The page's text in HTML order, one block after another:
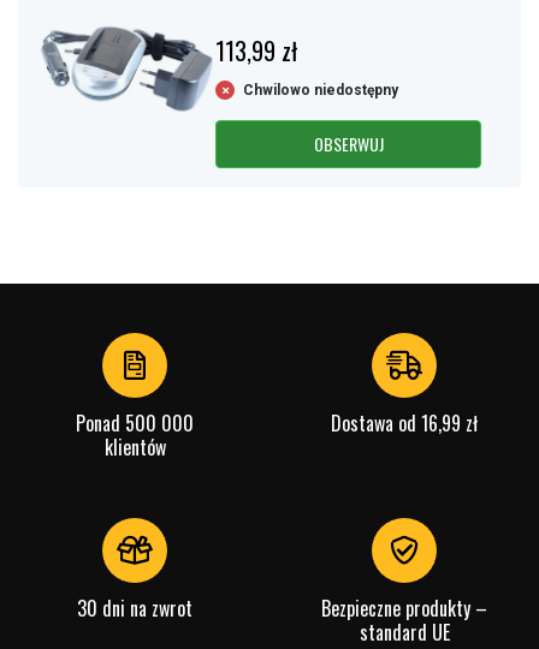
113,99 zł
Chwilowo niedostępny
OBSERWUJ
Ponad 500 000
klientów
Dostawa od 16,99 zł
30 dni na zwrot
Bezpieczne produkty –
standard UE